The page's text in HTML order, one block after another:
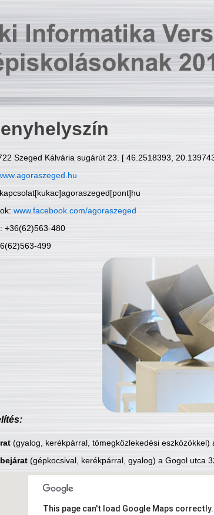
Szeged Kálvária sugárút 23. [ 46.2518393,
www.facebook.com/agoraszeged
+36(62)563-480
499
(gyalog, kerékpárral, tömegközlekedési eszközökkel)
(gépkocsival, kerékpárral, gyalog) a Gogol utca
This page can't load Google Maps correctly.